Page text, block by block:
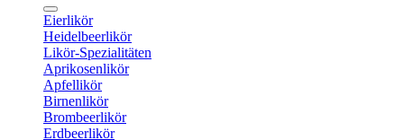
Eierlikör
Heidelbeerlikör
Likör-Spezialitäten
Aprikosenlikör
Apfellikör
Birnenlikör
Brombeerlikör
Erdbeerlikör